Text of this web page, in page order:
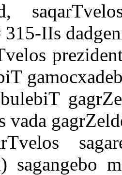
,
315-IIs
vada
) sagangebo